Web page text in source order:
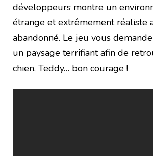
développeurs montre un
étrange et extrêmement réaliste
abandonné. Le jeu vous
un paysage terrifiant afin de
chien, Teddy… bon courage !